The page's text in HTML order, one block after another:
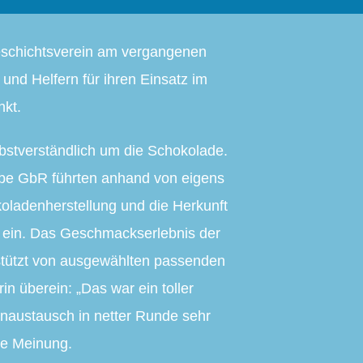
am vergangenen
Helfern für ihren Einsatz im
um die Schokolade.
GbR führten anhand von eigens
und die Herkunft
Das Geschmackserlebnis der
von ausgewählten passenden
überein: „Das war ein toller
in netter Runde sehr
Meinung.